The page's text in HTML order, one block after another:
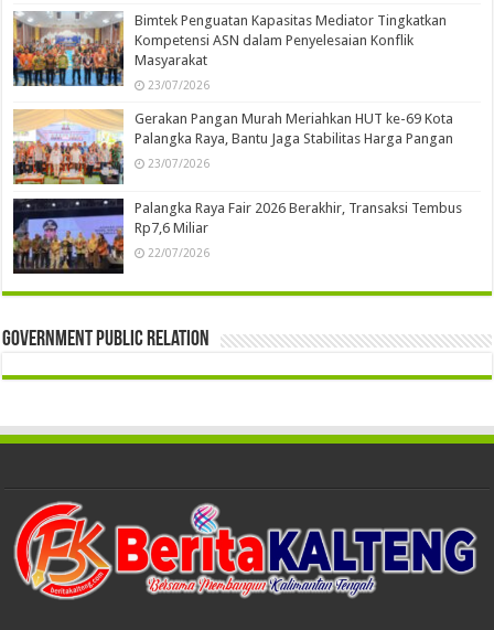
Bimtek Penguatan Kapasitas Mediator Tingkatkan
Kompetensi ASN dalam Penyelesaian Konflik
Masyarakat
23/07/2026
Gerakan Pangan Murah Meriahkan HUT ke-69 Kota
Palangka Raya, Bantu Jaga Stabilitas Harga Pangan
23/07/2026
Palangka Raya Fair 2026 Berakhir, Transaksi Tembus
Rp7,6 Miliar
22/07/2026
Government Public Relation